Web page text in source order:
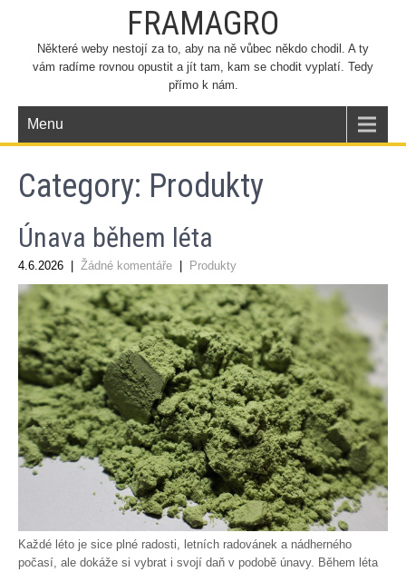
FRAMAGRO
Některé weby nestojí za to, aby na ně vůbec někdo chodil. A ty
vám radíme rovnou opustit a jít tam, kam se chodit vyplatí. Tedy
přímo k nám.
Menu
Category: Produkty
Únava během léta
4.6.2026 Žádné komentáře Produkty
Každé léto je sice plné radosti, letních radovánek a nádherného
počasí, ale dokáže si vybrat i svojí daň v podobě únavy. Během léta